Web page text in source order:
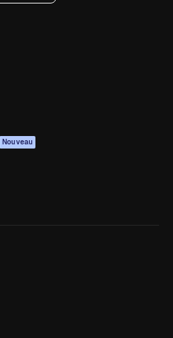
Nouveau